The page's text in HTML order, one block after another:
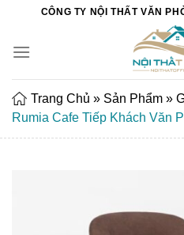
Chuyển
nội
CÔNG TY NỘI THẤT VĂN
Trang Chủ » Sản Phẩm »
Rumia Cafe Tiếp Khách Văn